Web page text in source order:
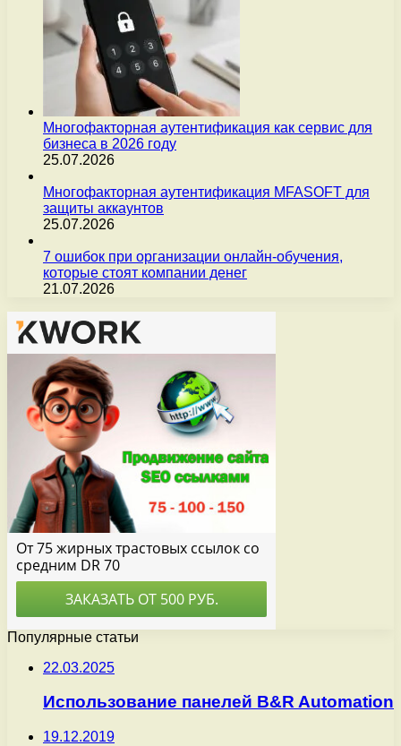
Многофакторная аутентификация как сервис для
бизнеса в 2026 году
25.07.2026
Многофакторная аутентификация MFASOFT для
защиты аккаунтов
25.07.2026
7 ошибок при организации онлайн-обучения,
которые стоят компании денег
21.07.2026
Популярные статьи
22.03.2025
Использование панелей B&R Automation
19.12.2019